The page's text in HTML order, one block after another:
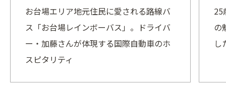
お台場エリア地元住民に愛される路線バ
ス「お台場レインボーバス」。ドライバ
ー・加藤さんが体現する国際自動車のホ
スピタリティ
25
の
し